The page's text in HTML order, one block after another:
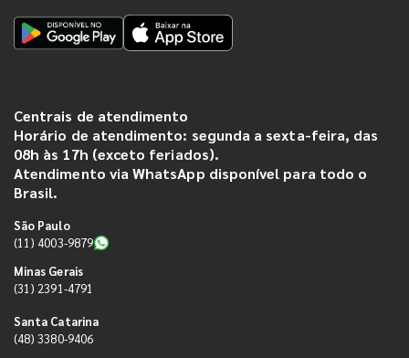
Centrais de atendimento
Horário de atendimento: segunda a sexta-feira, das
08h às 17h (exceto feriados).
Atendimento via WhatsApp disponível para todo o
Brasil.
São Paulo
(11) 4003-9879
Minas Gerais
(31) 2391-4791
Santa Catarina
(48) 3380-9406